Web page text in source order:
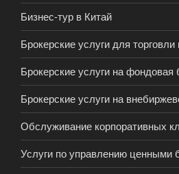
Бизнес-тур в Китай
Брокерские услуги для
Брокерские услуги на фондовая
Брокерские услуги на
Обслуживание корпоративных
Услуги по управлению ценными